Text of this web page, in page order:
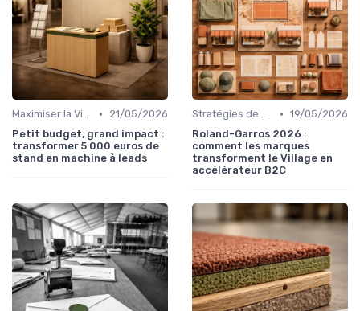
Maximiser la Visibilité de Votre Stand •
21/05/2026
Petit budget, grand impact :
transformer 5 000 euros de
stand en machine à leads
Stratégies de Marketing et Promotion B2C • 19/05/2026
Roland-Garros 2026 :
comment les marques
transforment le Village en
accélérateur B2C